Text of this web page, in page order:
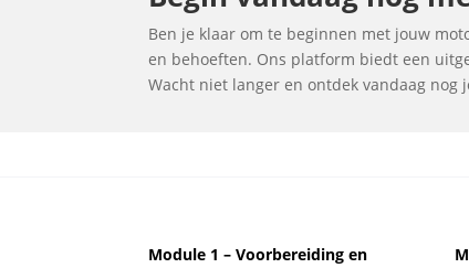
Ben je klaar om te beginnen met jouw
en behoeften. Ons platform biedt een
Wacht niet langer en ontdek vandaag
Module 1 – Voorbereiding en